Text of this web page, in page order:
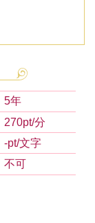
5年
270pt/分
-pt/文字
不可